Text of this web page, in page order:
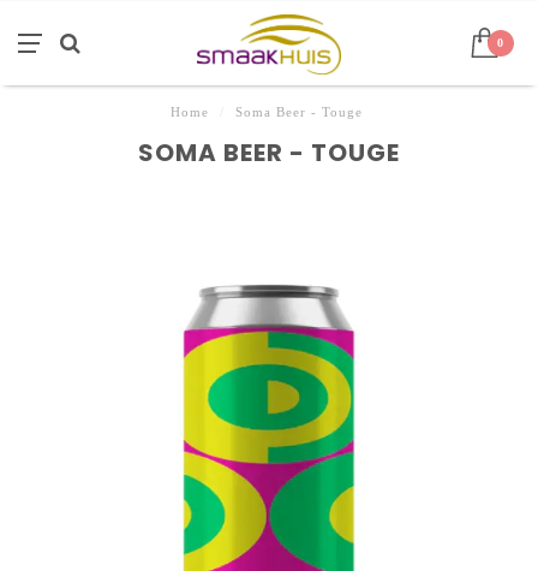
0
Home Soma Beer - Touge
SOMA BEER - TOUGE